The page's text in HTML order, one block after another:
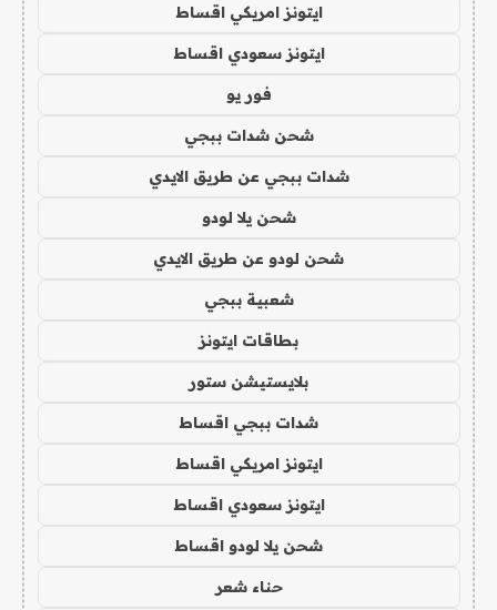
ايتونز امريكي اقساط
ايتونز سعودي اقساط
فور يو
شحن شدات ببجي
شدات ببجي عن طريق الايدي
شحن يلا لودو
شحن لودو عن طريق الايدي
شعبية ببجي
بطاقات ايتونز
بلايستيشن ستور
شدات ببجي اقساط
ايتونز امريكي اقساط
ايتونز سعودي اقساط
شحن يلا لودو اقساط
حناء شعر